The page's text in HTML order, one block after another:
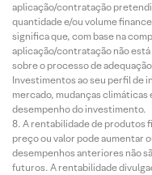
aplicação/contratação
quantidade e/ou volume
significa que, com base na
aplicação/contratação não está
sobre o processo de
Investimentos ao seu perfil de
mercado, mudanças
desempenho do investimento.
A rentabilidade de produtos
preço ou valor pode aumentar
desempenhos anteriores não
futuros. A rentabilidade